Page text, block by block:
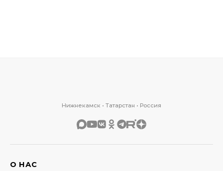
Нижнекамск • Татарстан • Россия
О НАС